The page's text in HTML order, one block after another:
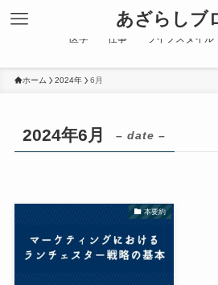
あざらしブ
医学 仕事 ライフスタイル
ホーム 2024年 6月
2024年6月 – date –
本要約